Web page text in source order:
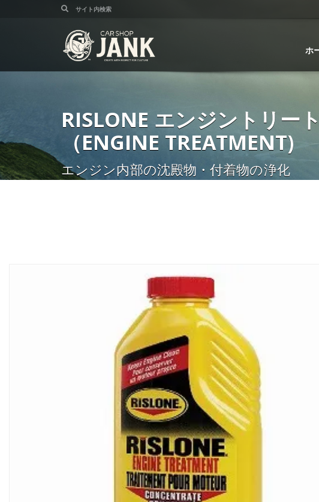
ホ
RISLONE エンジントリー
（ENGINE TREATMENT)
エンジン内部の沈殿物・付着物の浄化